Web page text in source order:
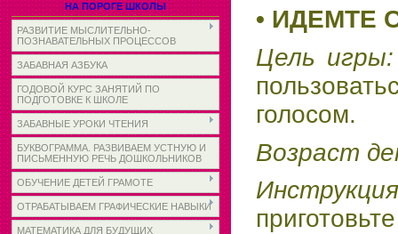
НА ПОРОГЕ ШКОЛЫ
РАЗВИТИЕ МЫСЛИТЕЛЬНО-
ПОЗНАВАТЕЛЬНЫХ ПРОЦЕССОВ
ЗАБАВНАЯ АЗБУКА
ГОДОВОЙ КУРС ЗАНЯТИЙ ПО
ПОДГОТОВКЕ К ШКОЛЕ
ЗАБАВНЫЕ УРОКИ ЧТЕНИЯ
БУКВОГРАММА. РАЗВИВАЕМ УСТНУЮ И
ПИСЬМЕННУЮ РЕЧЬ ДОШКОЛЬНИКОВ
ОБУЧЕНИЕ ДЕТЕЙ ГРАМОТЕ
ОТРАБАТЫВАЕМ ГРАФИЧЕСКИЕ НАВЫКИ
МАТЕМАТИКА ДЛЯ БУДУЩИХ
• ИДЕМТЕ
Цель
голосом.
Возраст